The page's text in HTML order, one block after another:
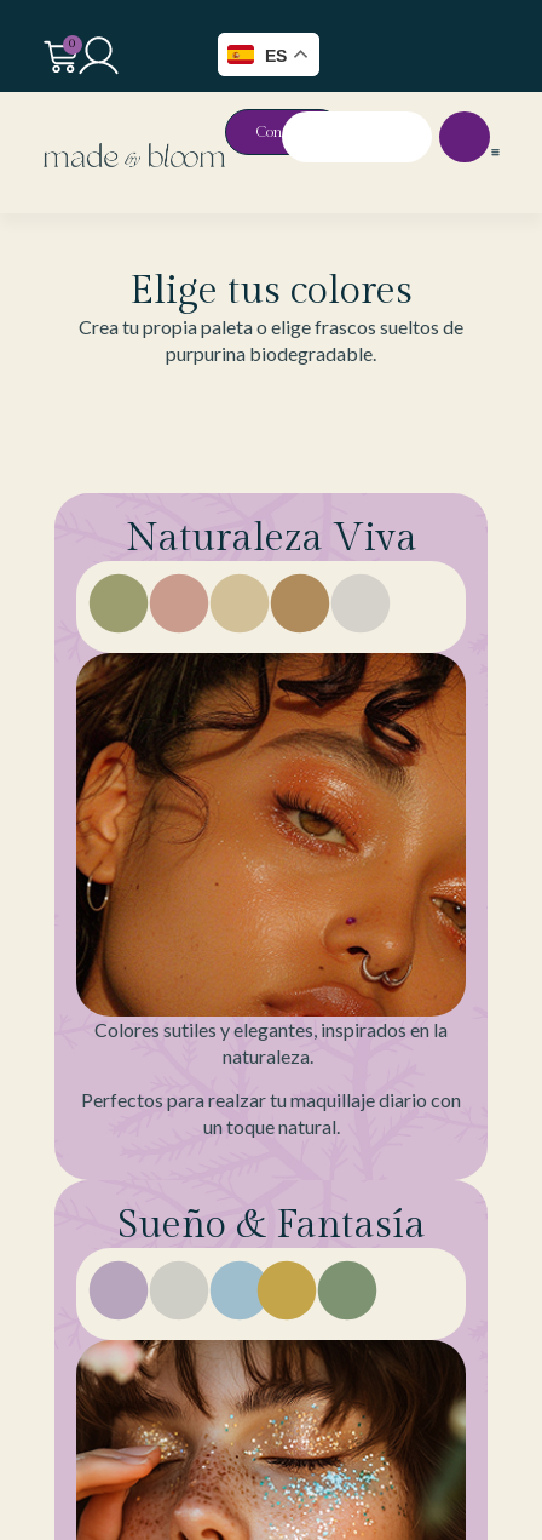
ES
0
Contacto
Elige tus colores
Crea tu propia paleta o elige frascos sueltos de
purpurina biodegradable.
Naturaleza Viva
Colores sutiles y elegantes, inspirados en la
naturaleza.
Perfectos para realzar tu maquillaje diario con
un toque natural.
Sueño & Fantasía